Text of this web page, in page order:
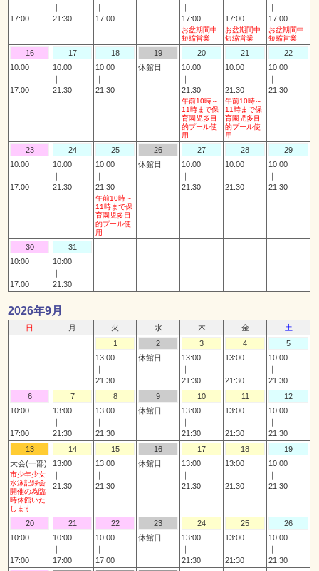
｜
17:00
｜
21:30
｜
17:00
｜
17:00
お盆期間中
短縮営業
｜
17:00
お盆期間中
短縮営業
｜
17:00
お盆期間中
短縮営業
16
10:00
｜
17:00
17
10:00
｜
21:30
18
10:00
｜
21:30
19
休館日
20
10:00
｜
21:30
午前10時～
11時まで保
育園児多目
的プール使
用
21
10:00
｜
21:30
午前10時～
11時まで保
育園児多目
的プール使
用
22
10:00
｜
21:30
23
10:00
｜
17:00
24
10:00
｜
21:30
25
10:00
｜
21:30
午前10時～
11時まで保
育園児多目
的プール使
用
26
休館日
27
10:00
｜
21:30
28
10:00
｜
21:30
29
10:00
｜
21:30
30
10:00
｜
17:00
31
10:00
｜
21:30
2026年9月
日 月 火 水 木 金
土
1
13:00
｜
21:30
2
休館日
3
13:00
｜
21:30
4
13:00
｜
21:30
5
10:00
｜
21:30
6
10:00
｜
17:00
7
13:00
｜
21:30
8
13:00
｜
21:30
9
休館日
10
13:00
｜
21:30
11
13:00
｜
21:30
12
10:00
｜
21:30
13
大会(一部)
市少年少女
水泳記録会
開催の為臨
時休館いた
します
14
13:00
｜
21:30
15
13:00
｜
21:30
16
休館日
17
13:00
｜
21:30
18
13:00
｜
21:30
19
10:00
｜
21:30
20
10:00
｜
17:00
21
10:00
｜
17:00
22
10:00
｜
17:00
23
休館日
24
13:00
｜
21:30
25
13:00
｜
21:30
26
10:00
｜
21:30